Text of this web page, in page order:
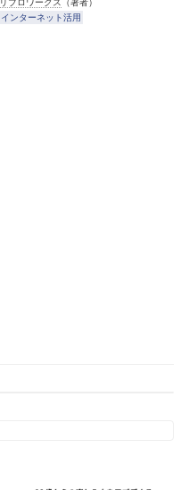
リブロワークス
（著者）
インターネット活用